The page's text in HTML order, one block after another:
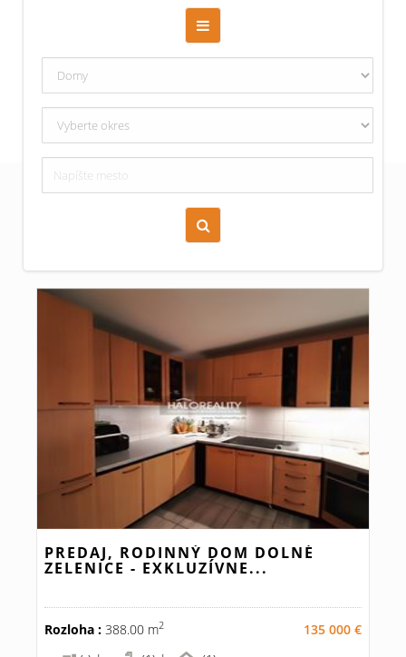
Zoraď podľa času pridania
PREDAJ, RODINNÝ DOM DOLNÉ
ZELENICE - EXKLUZÍVNE...
Rozloha : 388.00 m2
135 000 €